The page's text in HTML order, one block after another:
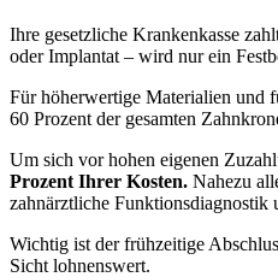
Ihre gesetzliche Krankenkasse
oder Implantat – wird nur ein
Für höherwertige Materialien und
60 Prozent der gesamten
Um sich vor hohen eigenen
Prozent Ihrer Kosten. Nahezu
zahnärztliche Funktionsdiagnostik
Wichtig ist der frühzeitige
Sicht lohnenswert.